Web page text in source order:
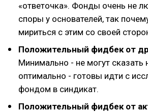
«ответочка». Фонды очень не
споры у основателей, так
мириться с этим со своей
Положительный фидбек от
Минимально - не могут сказать
оптимально - готовы идти с
фондом в синдикат.
Положительный фидбек от